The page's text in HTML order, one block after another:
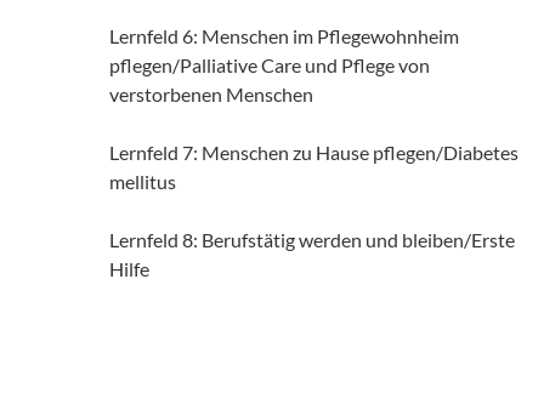
Lernfeld 6: Menschen im Pflegewohnheim
pflegen/Palliative Care und Pflege von
verstorbenen Menschen
Lernfeld 7: Menschen zu Hause pflegen/Diabetes
mellitus
Lernfeld 8: Berufstätig werden und bleiben/Erste
Hilfe